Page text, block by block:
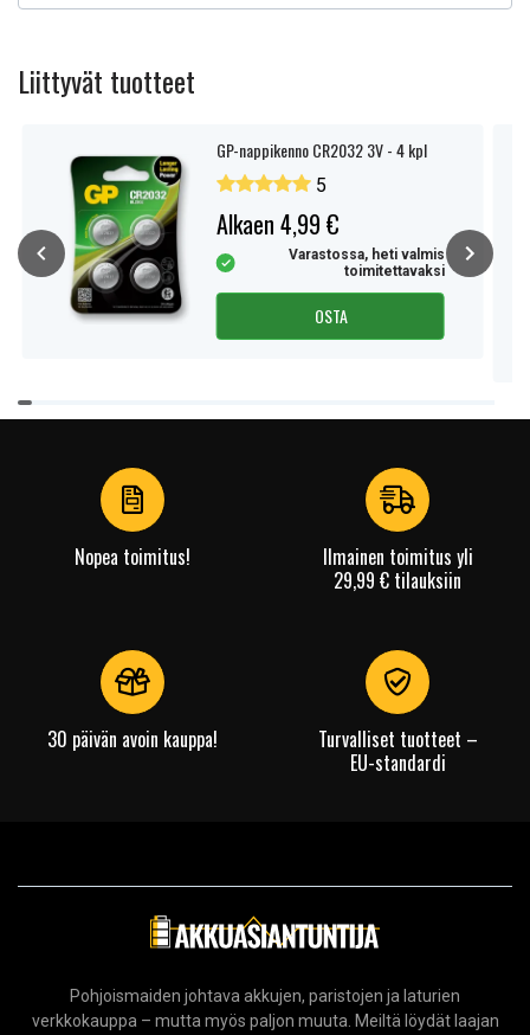
Liittyvät tuotteet
GP-nappikenno CR2032 3V - 4 kpl
5
Alkaen 4,99 €
Varastossa, heti valmis
toimitettavaksi
OSTA
Item
1
Nopea toimitus!
Ilmainen toimitus yli
29,99 € tilauksiin
30 päivän avoin kauppa!
Turvalliset tuotteet –
EU-standardi
Pohjoismaiden johtava akkujen, paristojen ja laturien
verkkokauppa – mutta myös paljon muuta. Meiltä löydät laajan